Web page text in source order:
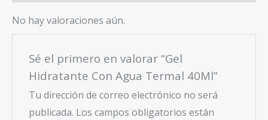
No hay valoraciones aún.
Sé el primero en valorar “Gel
Hidratante Con Agua Termal 40Ml”
Tu dirección de correo electrónico no será
publicada. Los campos obligatorios están